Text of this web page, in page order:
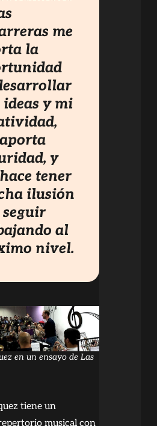
me
la
ideas y mi
y
tener
ilusión
al
nivel.
en un ensayo de Las
tiene un
musical con